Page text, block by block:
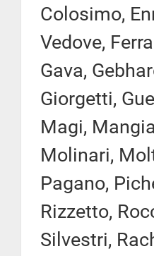
Colosimo,
Vedove,
Gava,
Giorgetti,
Magi,
Molinari,
Pagano,
Rizzetto,
Silvestri,